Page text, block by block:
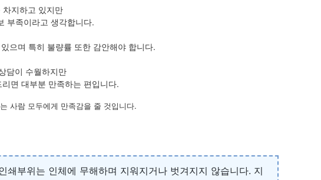
지하고 있지만
부족이라고 생각합니다.
으며 특히 불량률 또한 감안해야 합니다.
담이 수월하지만
면 대부분 만족하는 편입니다.
사람 모두에게 만족감을 줄 것입니다.
부위는 인체에 무해하며 지워지거나 벗겨지지 않습니다. 지